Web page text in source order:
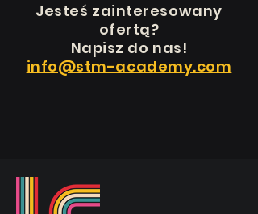
Jesteś zainteresowany
ofertą?
Napisz do nas!
info@stm-academy.com